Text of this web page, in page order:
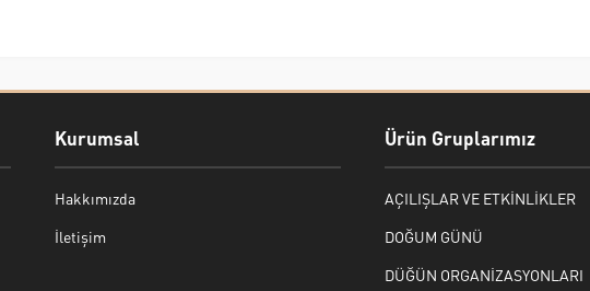
Kurumsal
Hakkımızda
İletişim
Ürün Gruplarımız
AÇILIŞLAR VE ETKİNLİKLER
DOĞUM GÜNÜ
DÜĞÜN ORGANİZASYONLARI